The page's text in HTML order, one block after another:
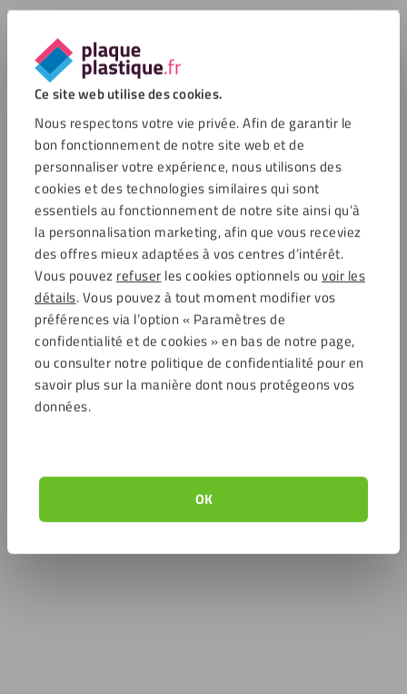
Ce site web utilise des cookies.
Nous respectons votre vie privée. Afin de garantir le
bon fonctionnement de notre site web et de
personnaliser votre expérience, nous utilisons des
cookies et des technologies similaires qui sont
essentiels au fonctionnement de notre site ainsi qu’à
la personnalisation marketing, afin que vous receviez
des offres mieux adaptées à vos centres d’intérêt.
Vous pouvez refuser les cookies optionnels ou voir les
détails. Vous pouvez à tout moment modifier vos
préférences via l’option « Paramètres de
confidentialité et de cookies » en bas de notre page,
ou consulter notre politique de confidentialité pour en
savoir plus sur la manière dont nous protégeons vos
données.
OK